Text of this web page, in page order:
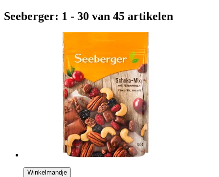
Seeberger: 1 - 30 van 45 artikelen
Winkelmandje